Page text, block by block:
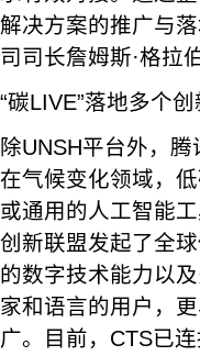
解决方案的推广与
司司长詹姆斯·格拉
“碳LIVE”落地多个
除UNSH平台外，
在气候变化领域，
或通用的人工智能
创新联盟发起了全
的数字技术能力以
家和语言的用户，
广。目前，CTS已